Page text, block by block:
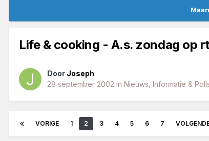
Life & cooking - A.s. zondag op
Door Joseph
28 september 2002 in Nieuws, Informatie &
VORIGE 1 2 3 4 5 6 7